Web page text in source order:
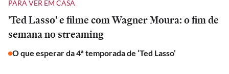
PARA VER EM CASA
'Ted Lasso' e filme com Wagner Moura: o fim de
semana no streaming
O que esperar da 4ª temporada de ‘Ted Lasso’